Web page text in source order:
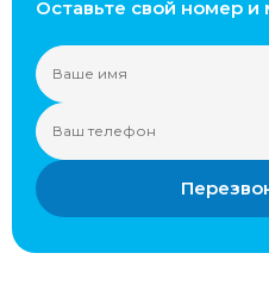
Оставьте свой номер